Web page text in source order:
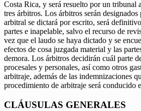
Costa Rica, y será resuelto por un tribunal
tres árbitros. Los árbitros serán
arbitral se dictará por escrito, será
partes e inapelable, salvo el recurso de
vez que el laudo se haya dictado y se
efectos de cosa juzgada material y las
demora. Los árbitros decidirán cuál parte
procesales y personales, así como otros
arbitraje, además de las indemnizaciones
procedimiento de arbitraje será conducido
CLÁUSULAS GENERALES